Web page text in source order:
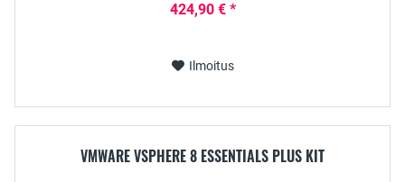
424,90 € *
Ilmoitus
VMWARE VSPHERE 8 ESSENTIALS PLUS KIT